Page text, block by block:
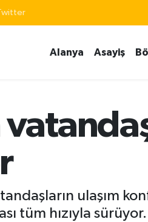
Alanya Asayiş
ulaşım
tüm hızıyla